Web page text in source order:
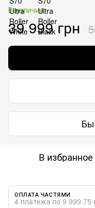
В наличии
39 999 грн
В избранное
ОПЛАТА ЧАСТЯМИ
4 платежа по 9 999.75